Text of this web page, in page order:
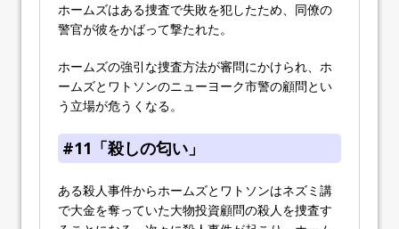
ホームズはある捜査で失敗を犯したため、同僚の
警官が彼をかばって撃たれた。
ホームズの強引な捜査方法が審問にかけられ、ホ
ームズとワトソンのニューヨーク市警の顧問とい
う立場が危うくなる。
#11「殺しの匂い」
ある殺人事件からホームズとワトソンはネズミ講
で大金を奪っていた大物投資顧問の殺人を捜査す